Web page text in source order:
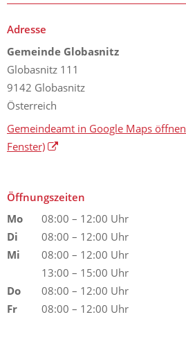
Adresse
Gemeinde Globasnitz
Globasnitz 111
9142 Globasnitz
Österreich
Gemeindeamt in Google Maps öffnen
Fenster)
Öffnungszeiten
Mo
08:00 – 12:00 Uhr
Di
08:00 – 12:00 Uhr
Mi
08:00 – 12:00 Uhr
13:00 – 15:00 Uhr
Do
08:00 – 12:00 Uhr
Fr
08:00 – 12:00 Uhr